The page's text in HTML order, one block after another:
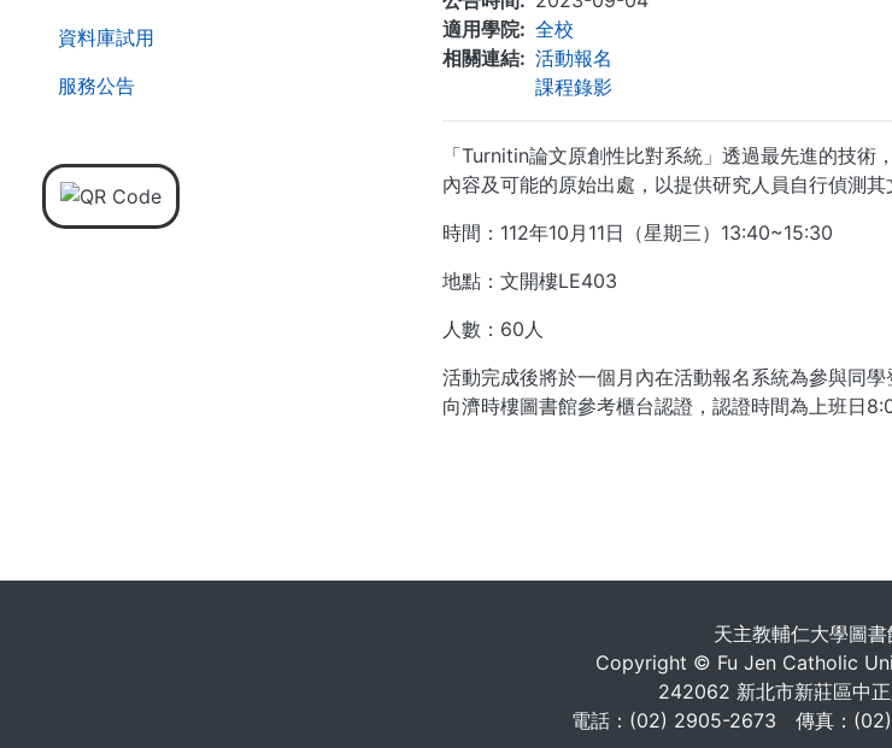
資料庫試用
服務公告
適用學院
全校
相關連結
活動報名
課程錄影
「Turnitin論文原創性比對系統」透過最先進的技
內容及可能的原始出處，以提供研究人員自行偵測
時間：112年10月11日（星期三）13:40~15:30
地點：文開樓LE403
人數：60人
活動完成後將於一個月內在活動報名系統為參與同
向濟時樓圖書館參考櫃台認證，認證時間為上班日
天主教輔仁大學圖書
Copyright © Fu Jen Catholic
242062 新北市新莊區中
電話：(02) 2905-2673 傳真：